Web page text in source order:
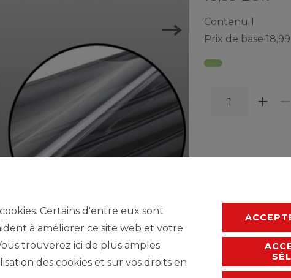
Contenu 1
Prix de base
Certains d'entre eux sont
à améliorer ce site web et votre
trouverez ici de plus amples
des cookies et sur vos droits en